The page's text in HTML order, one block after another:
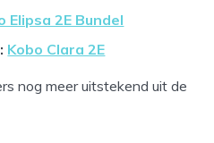
Elipsa 2E Bundel
Kobo Clara 2E
nog meer uitstekend uit de